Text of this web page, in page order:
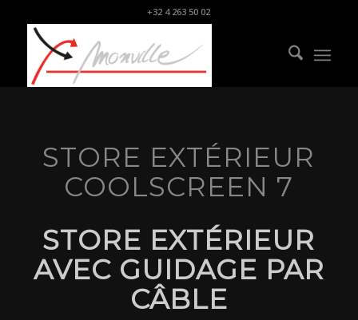
+32 4 263 50 02
STORE EXTÉRIEUR
COOLSCREEN 7
STORE EXTÉRIEUR
AVEC GUIDAGE PAR
CÂBLE